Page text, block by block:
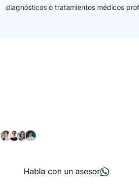
diagnósticos o tratamientos médicos
Habla con un asesor